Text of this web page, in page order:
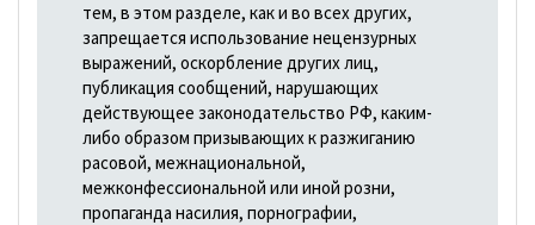
тем, в этом разделе, как и во всех других,
запрещается использование нецензурных
выражений, оскорбление других лиц,
публикация сообщений, нарушающих
действующее законодательство РФ, каким-
либо образом призывающих к разжиганию
расовой, межнациональной,
межконфессиональной или иной розни,
пропаганда насилия, порнографии,